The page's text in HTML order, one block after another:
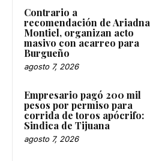
Contrario a
recomendación de Ariadna
Montiel, organizan acto
masivo con acarreo para
Burgueño
agosto 7, 2026
Empresario pagó 200 mil
pesos por permiso para
corrida de toros apócrifo:
Sindica de Tijuana
agosto 7, 2026